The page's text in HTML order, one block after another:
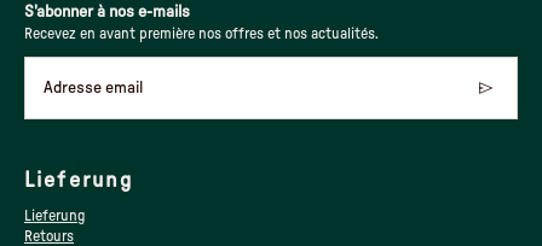
S'abonner à nos e-mails
Recevez en avant première nos offres et nos actualités.
Adresse email
Lieferung
Lieferung
Retours